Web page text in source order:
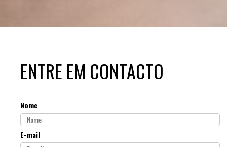
ENTRE EM CONTACTO
Nome
E-mail